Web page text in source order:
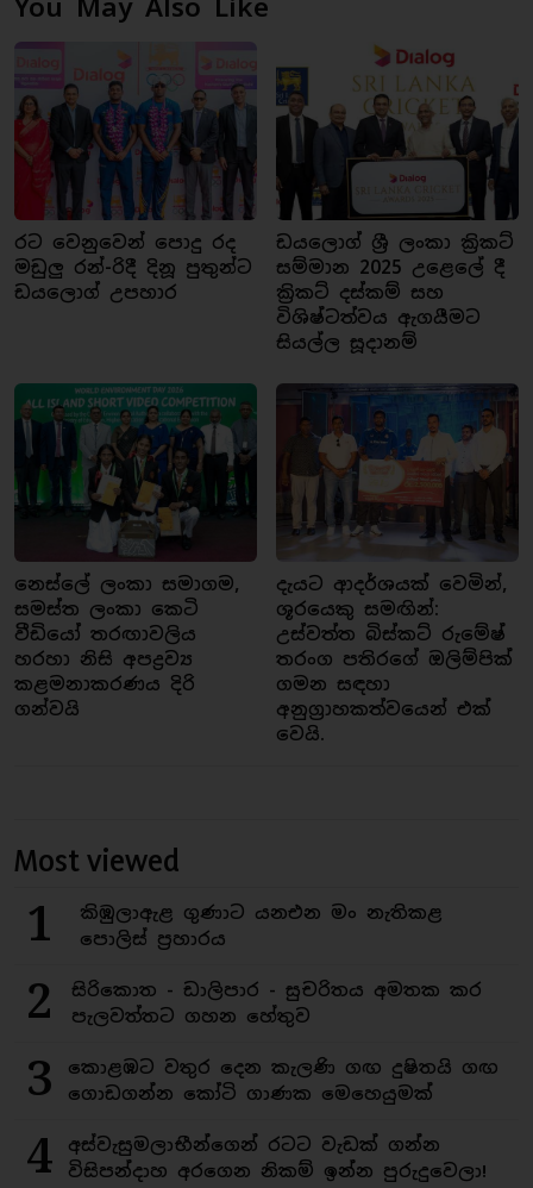
You May Also Like
රට වෙනුවෙන් පොදු රද
මඩුලු රන්-රිදී දිනූ පුතුන්ට
ඩයලොග් උපහාර
ඩයලොග් ශ්‍රී ලංකා ක්‍රිකට්
සම්මාන 2025 උළෙලේ දී
ක්‍රිකට් දස්කම් සහ
විශිෂ්ටත්වය ඇගයීමට
සියල්ල සූදානම්
නෙස්ලේ ලංකා සමාගම,
සමස්ත ලංකා කෙටි
වීඩියෝ තරඟාවලිය
හරහා නිසි අපද්‍රව්‍ය
කළමනාකරණය දිරි
ගන්වයි
දැයට ආදර්ශයක් වෙමින්,
ශූරයෙකු සමඟින්:
උස්වත්ත බිස්කට් රුමේෂ්
තරංග පතිරගේ ඔලිම්පික්
ගමන සඳහා
අනුග්‍රාහකත්වයෙන් එක්
වෙයි.
Most viewed
1
කිඹුලාඇළ ගුණාට යනඑන මං නැතිකළ
පොලිස් ප්‍රහාරය
2
සිරිකොත - ඩාලිපාර - සුචරිතය අමතක කර
පැලවත්තට ගහන හේතුව
3
කොළඹට වතුර දෙන කැලණි ගඟ දුෂිතයි ගඟ
ගොඩගන්න කෝටි ගාණක මෙහෙයුමක්
4
අස්වැසුමලාභීන්ගෙන් රටට වැඩක් ගන්න
විසිපන්දාහ අරගෙන නිකම් ඉන්න පුරුදුවෙලා!